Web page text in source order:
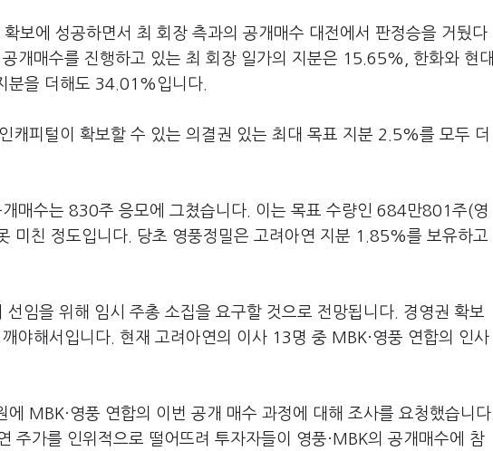
보에 성공하면서 최 회장 측과의 공개매수 대전에서 판정승을 거뒀다
개매수를 진행하고 있는 최 회장 일가의 지분은 15.65%, 한화와 현대
분을 더해도 34.01%입니다.
캐피털이 확보할 수 있는 의결권 있는 최대 목표 지분 2.5%를 모두 더
매수는 830주 응모에 그쳤습니다. 이는 목표 수량인 684만801주(영
미친 정도입니다. 당초 영풍정밀은 고려아연 지분 1.85%를 보유하고
임을 위해 임시 주총 소집을 요구할 것으로 전망됩니다. 경영권 확보
야해서입니다. 현재 고려아연의 이사 13명 중 MBK·영풍 연합의 인사
MBK·영풍 연합의 이번 공개 매수 과정에 대해 조사를 요청했습니다.
주가를 인위적으로 떨어뜨려 투자자들이 영풍·MBK의 공개매수에 참